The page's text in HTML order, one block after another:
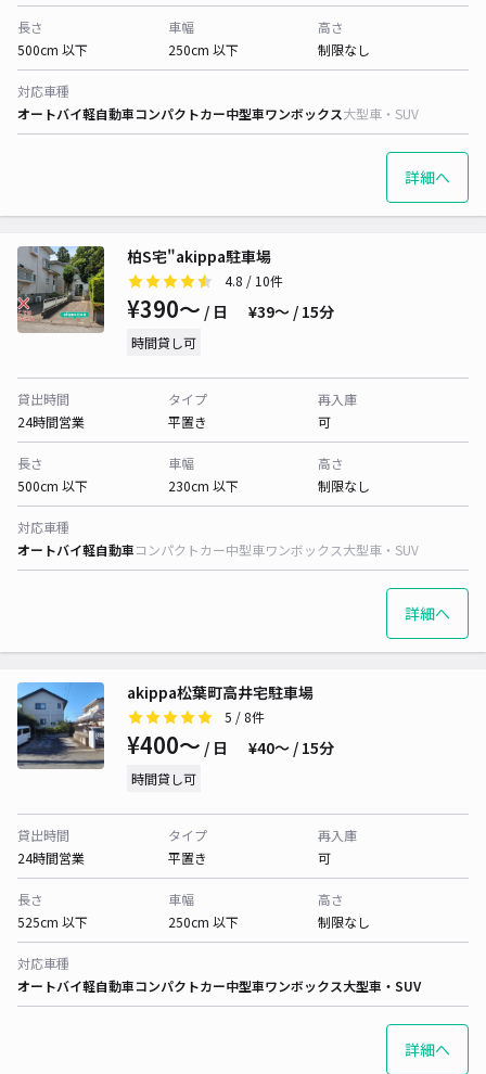
長さ
500cm 以下
車幅
250cm 以下
高さ
制限なし
対応車種
オートバイ軽自動車コンパクトカー中型車ワンボックス大型車・SUV
詳細へ
柏S宅"akippa駐車場
4.8 / 10件
¥390〜 / 日 ¥39〜 / 15分
時間貸し可
貸出時間
24時間営業
タイプ
平置き
再入庫
可
長さ
500cm 以下
車幅
230cm 以下
高さ
制限なし
対応車種
オートバイ軽自動車コンパクトカー中型車ワンボックス大型車・SUV
詳細へ
akippa松葉町高井宅駐車場
5 / 8件
¥400〜 / 日 ¥40〜 / 15分
時間貸し可
貸出時間
24時間営業
タイプ
平置き
再入庫
可
長さ
525cm 以下
車幅
250cm 以下
高さ
制限なし
対応車種
オートバイ軽自動車コンパクトカー中型車ワンボックス大型車・SUV
詳細へ